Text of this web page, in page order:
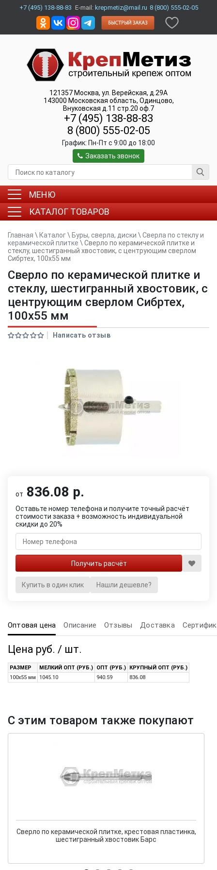
+7 (495) 138-88-83 E-mail: krepmetiz@mail.ru 8 (800) 555-02-05
121357 Москва, ул. Верейская, д.29А
143000 Московская область, Одинцово,
Внуковская д.11 стр.20 оф.7
+7 (495) 138-88-83
8 (800) 555-02-05
График: Пн-Пт c 9:00 до 18:00
Заказать звонок
МЕНЮ
КАТАЛОГ ТОВАРОВ
Главная \ Каталог\ Буры, сверла, диски \ Сверла по стеклу и
керамической плитке \ Сверло по керамической плитке и
стеклу, шестигранный хвостовик, с центрующим сверлом
Сибртех, 100х55 мм
Сверло по керамической плитке и
стеклу, шестигранный хвостовик, с
центрующим сверлом Сибртех,
100х55 мм
Написать отзыв
от 836.08 р.
Оставьте номер телефона и получите точный расчёт
стоимости заказа + возможность индивидуальной
скидки до 20%
Купить в один клик Нашли дешевле?
Оптовая цена Описание Отзывы Доставка
Цена руб. / шт.
РАЗМЕР МЕЛКИЙ ОПТ (РУБ.) ОПТ (РУБ.)
КРУПНЫЙ ОПТ (РУБ.)
100х55 мм
1045.10 940.59 836.08
С этим товаром также покупают
Сверло по керамической плитке, крестовая пластинка,
шестигранный хвостовик Барс